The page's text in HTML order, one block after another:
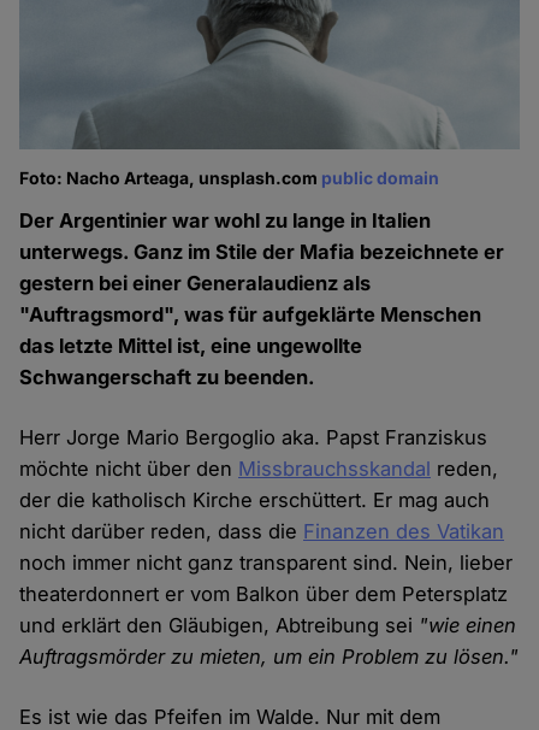
Foto: Nacho Arteaga, unsplash.com public domain
Der Argentinier war wohl zu lange in Italien
unterwegs. Ganz im Stile der Mafia bezeichnete er
gestern bei einer Generalaudienz als
"Auftragsmord", was für aufgeklärte Menschen
das letzte Mittel ist, eine ungewollte
Schwangerschaft zu beenden.
Herr Jorge Mario Bergoglio aka. Papst Franziskus
möchte nicht über den Missbrauchsskandal reden,
der die katholisch Kirche erschüttert. Er mag auch
nicht darüber reden, dass die Finanzen des Vatikan
noch immer nicht ganz transparent sind. Nein, lieber
theaterdonnert er vom Balkon über dem Petersplatz
und erklärt den Gläubigen, Abtreibung sei "wie einen
Auftragsmörder zu mieten, um ein Problem zu lösen."
Es ist wie das Pfeifen im Walde. Nur mit dem